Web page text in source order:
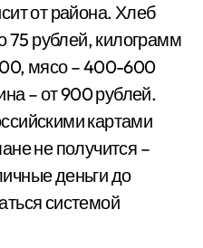
от района. Хлеб
75 рублей, килограмм
мясо – 400-600
– от 900 рублей.
картами
не получится –
деньги до
системой